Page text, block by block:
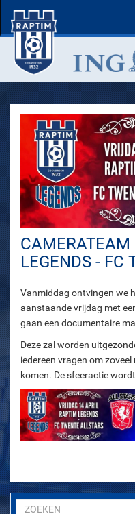
LEGENDS - FC
Vanmiddag ontvingen we
aanstaande vrijdag met
gaan een documentaire
Deze zal worden
iedereen vragen om
komen. De sfeeractie